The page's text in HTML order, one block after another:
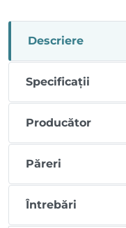
Descriere
Specificații
Producător
Păreri
Întrebări